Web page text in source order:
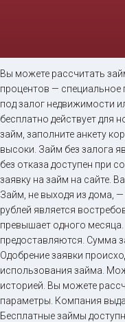
Займ на
Сумма
Срок
Вы можете рассчитать
процентов — специальное
под залог недвижимости
бесплатно действует для
займ, заполните анкету
высоки. Займ без залога
без отказа доступен при
заявку на займ на сайте.
Займ, не выходя из дома,
рублей является
превышает одного
предоставляются. Сумма
Одобрение заявки
использования займа.
историей. Вы можете
параметры. Компания
Бесплатные займы